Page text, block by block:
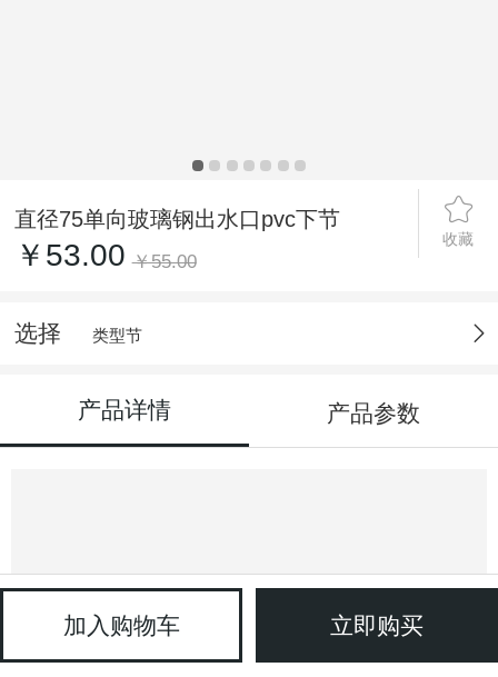
直径75单向玻璃钢出水口pvc下节
收藏
￥53.00 ￥55.00
选择 类型节
产品详情 产品参数
加入购物车 立即购买